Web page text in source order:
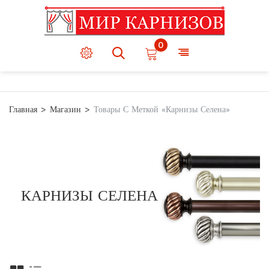
0
Главная Магазин Товары С Меткой «Карнизы Селена»
КАРНИЗЫ СЕЛЕНА